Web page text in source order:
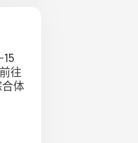
往
体